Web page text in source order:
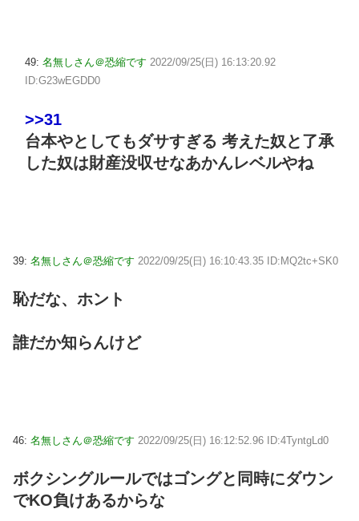
49: 名無しさん＠恐縮です 2022/09/25(日) 16:13:20.92
ID:G23wEGDD0
>>31
台本やとしてもダサすぎる 考えた奴と了承
した奴は財産没収せなあかんレベルやね
39: 名無しさん＠恐縮です 2022/09/25(日) 16:10:43.35 ID:MQ2tc+SK0
恥だな、ホント
誰だか知らんけど
46: 名無しさん＠恐縮です 2022/09/25(日) 16:12:52.96 ID:4TyntgLd0
ボクシングルールではゴングと同時にダウン
でKO負けあるからな